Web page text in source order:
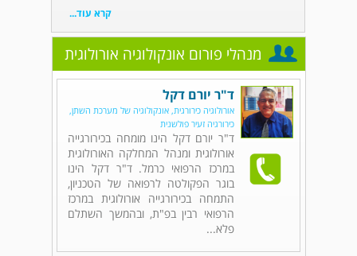
קרא עוד...
מנהלי פורום אונקולוגיה אורולוגית
ד"ר יורם דקל
אורולוגיה כירורגית, אונקולוגיה של מערכת השתן,
כירורגיה זעיר פולשנית
ד"ר יורם דקל הינו מומחה בכירורגייה
אורולוגית ומנהל המחלקה האורולוגית
במרכז הרפואי כרמל. ד"ר דקל הינו
בוגר הפקולטה לרפואה של הטכניון,
התמחה בכירורגייה אורולוגית במרכז
הרפואי רבין בפ"ת, ובהמשך השתלם
פלא...